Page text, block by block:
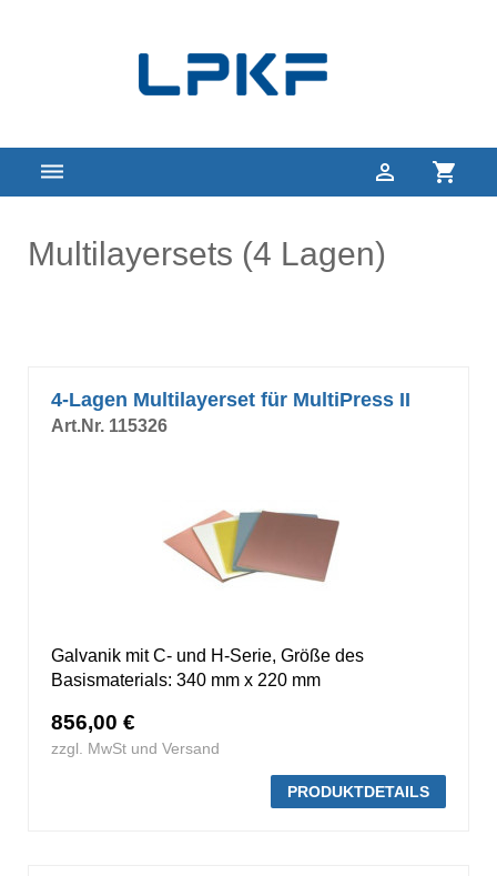
 

Multilayersets (4 Lagen)
4-Lagen Multilayerset für MultiPress II
Art.Nr. 115326
Galvanik mit C- und H-Serie, Größe des
Basismaterials: 340 mm x 220 mm
856,00 €
zzgl. MwSt und Versand
PRODUKTDETAILS